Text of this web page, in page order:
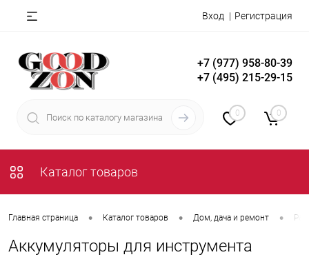
Вход Регистрация
+7 (977) 958-80-39
+7 (495) 215-29-15
0 0
Каталог товаров
Главная страница • Каталог товаров • Дом, дача и ремонт •
Аккумуляторы для инструмента